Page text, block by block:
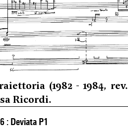
(1982 - 1984,
Ricordi.